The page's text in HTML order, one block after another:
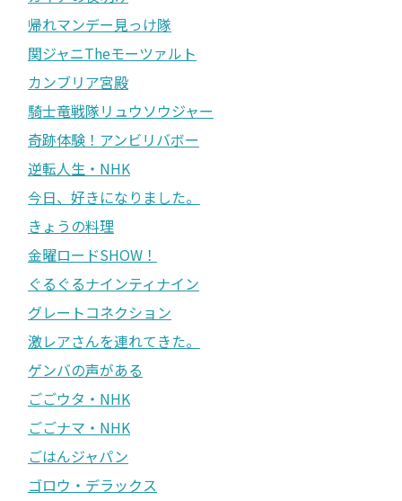
帰れマンデー見っけ隊
関ジャニTheモーツァルト
カンブリア宮殿
騎士竜戦隊リュウソウジャー
奇跡体験！アンビリバボー
逆転人生・NHK
今日、好きになりました。
きょうの料理
金曜ロードSHOW！
ぐるぐるナインティナイン
グレートコネクション
激レアさんを連れてきた。
ゲンバの声がある
ごごウタ・NHK
ごごナマ・NHK
ごはんジャパン
ゴロウ・デラックス